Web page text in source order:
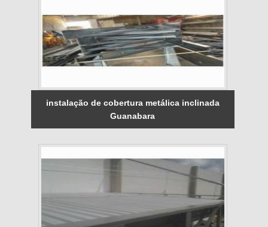
instalação de cobertura metálica inclinada
Guanabara